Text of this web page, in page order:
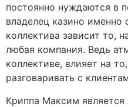
постоянно нуждаются в
владелец казино именно
коллектива зависит то,
любая компания. Ведь
коллективе, влияет на
разговаривать с
Криппа Максим